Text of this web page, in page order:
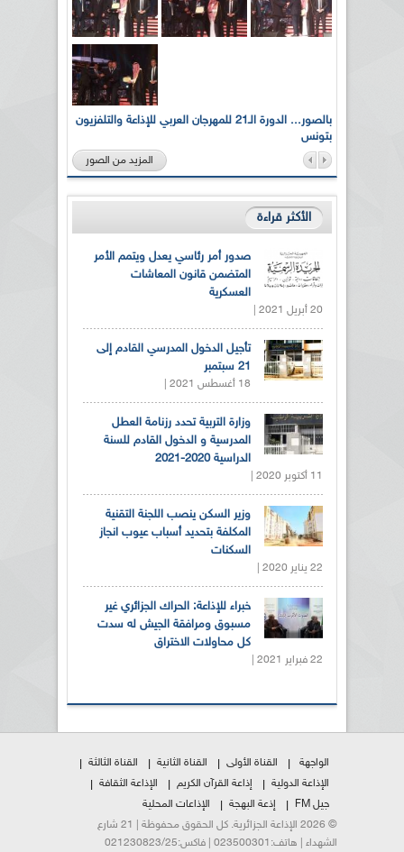
بالصور... الدورة الـ21 للمهرجان العربي للإذاعة والتلفزيون
بتونس
المزيد من الصور
الأكثر قراءة
صدور أمر رئاسي يعدل ويتمم الأمر
المتضمن قانون المعاشات
العسكرية
20 أبريل 2021 |
تأجيل الدخول المدرسي القادم إلى
21 سبتمبر
18 أغسطس 2021 |
وزارة التربية تحدد رزنامة العطل
المدرسية و الدخول القادم للسنة
الدراسية 2020-2021
11 أكتوبر 2020 |
وزير السكن ينصب اللجنة التقنية
المكلفة بتحديد أسباب عيوب انجاز
السكنات
22 يناير 2020 |
خبراء للإذاعة: الحراك الجزائري غير
مسبوق ومرافقة الجيش له سدت
كل محاولات الاختراق
22 فبراير 2021 |
الواجهة القناة الأولى القناة الثانية
القناة الثالثة
الإذاعة الدولية
إذاعة القرآن الكريم
الإذاعة الثقافة
جيل FM
إذعة البهجة
الإذاعات المحلية
© 2026 الإذاعة الجزائرية. كل الحقوق محفوظة | 21 شارع
الشهداء | هاتف:023500301 | فاكس:021230823/25